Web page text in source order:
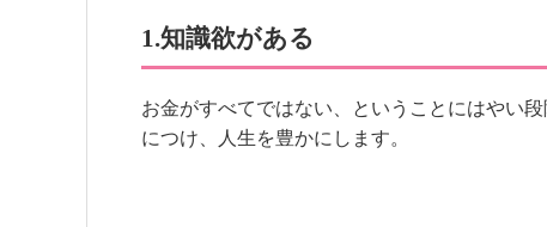
1.知識欲がある
お金がすべてではない、ということにはやい
につけ、人生を豊かにします。